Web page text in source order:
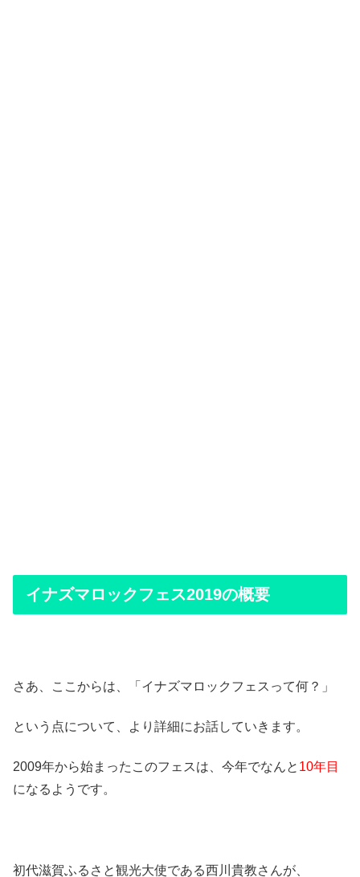
イナズマロックフェス2019の概要
さあ、ここからは、「イナズマロックフェスって何？」
という点について、より詳細にお話していきます。
2009年から始まったこのフェスは、今年でなんと 10年目
になるようです。
初代滋賀ふるさと観光大使である西川貴教さんが、